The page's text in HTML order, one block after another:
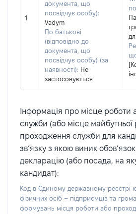
1
документа, що
посвідчує особу):
Vadym
По батькові
(відповідно до
документа, що
посвідчує особу) (за
наявності): Не
застосовується
Інформація про місце
служби (або місце майбутньої
проходження служби для
зв’язку з якою виник
декларацію (або посада, на
кандидат):
Код в Єдиному державному реєстрі
фізичних осіб – підприємців та
формувань місця роботи або